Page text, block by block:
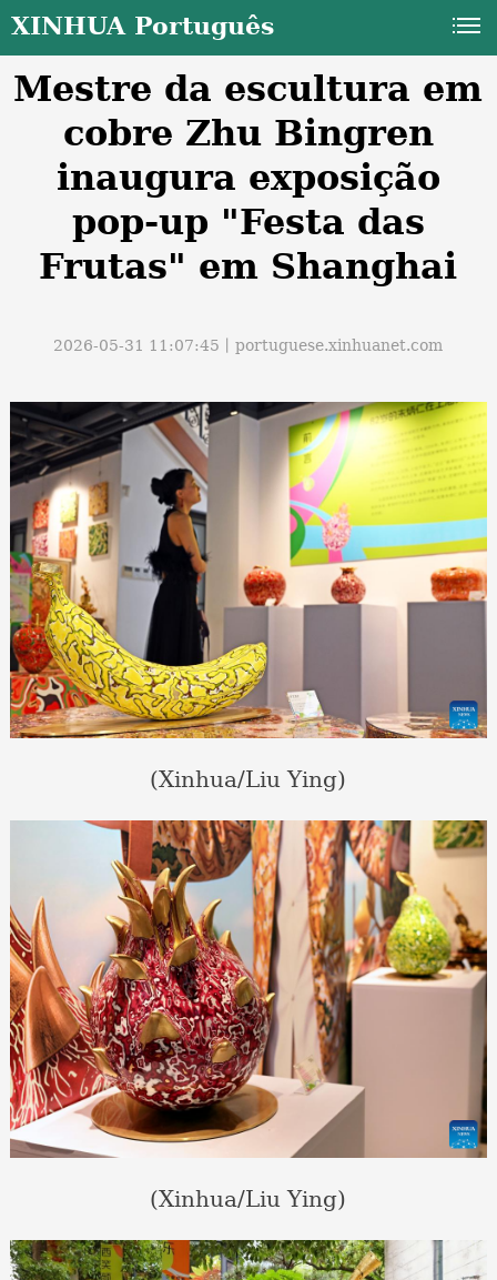
XINHUA Português
Mestre da escultura em
cobre Zhu Bingren
inaugura exposição
pop-up "Festa das
Frutas" em Shanghai
2026-05-31 11:07:45丨portuguese.xinhuanet.com
(Xinhua/Liu Ying)
(Xinhua/Liu Ying)